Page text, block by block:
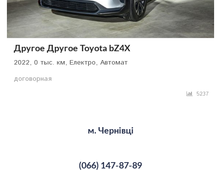
Другое Другое Toyota bZ4X
2022, 0 тыс. км, Електро, Автомат
договорная
5237
м. Чернівці
(066) 147-87-89